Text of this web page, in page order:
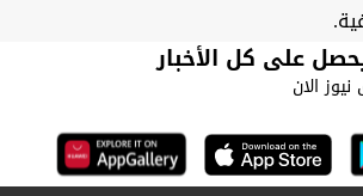
على كل الأخبار
الان